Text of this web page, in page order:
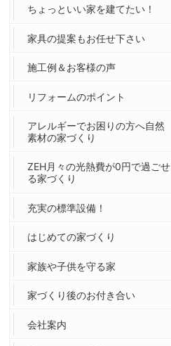
ちょっといい家を建てたい！
家具の提案もお任せ下さい
施工例＆お客様の声
リフォームのポイント
アレルギーでお困りの方へ自然
素材の家づくり
ZEH月々の光熱費が0円で過ごせ
る家づくり
充実の標準設備！
はじめての家づくり
家族や子供を守る家
家づくり後のお付き合い
会社案内